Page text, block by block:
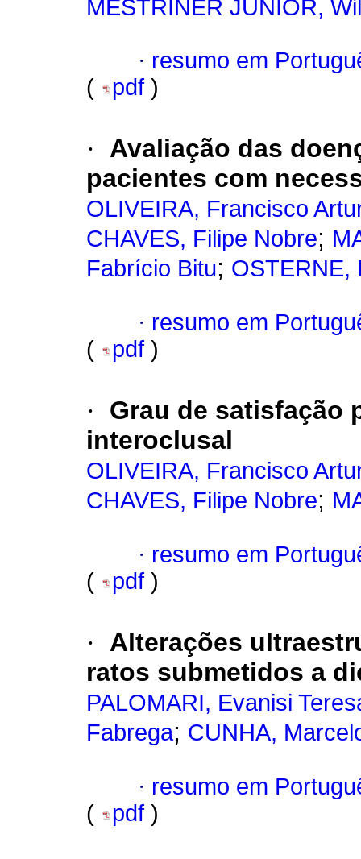
MESTRINER JÚNIOR,
· resumo em
(
pdf )
·
Avaliação das
pacientes com
OLIVEIRA, Francisco
CHAVES, Filipe Nobre;
Fabrício Bitu; OSTERNE,
· resumo em
(
pdf )
·
Grau de satisfação
interoclusal
OLIVEIRA, Francisco
CHAVES, Filipe Nobre;
· resumo em
(
pdf )
·
Alterações
ratos submetidos a
PALOMARI, Evanisi
Fabrega; CUNHA,
· resumo em
(
pdf )